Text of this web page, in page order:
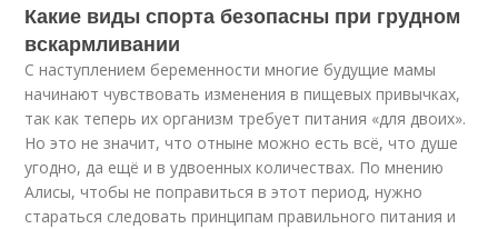
Какие виды спорта безопасны при грудном
вскармливании
С наступлением беременности многие будущие мамы
начинают чувствовать изменения в пищевых привычках,
так как теперь их организм требует питания «для двоих».
Но это не значит, что отныне можно есть всё, что душе
угодно, да ещё и в удвоенных количествах. По мнению
Алисы, чтобы не поправиться в этот период, нужно
стараться следовать принципам правильного питания и